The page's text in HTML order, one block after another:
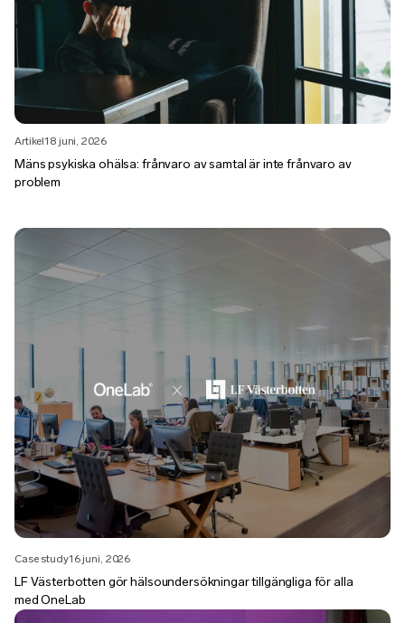
Artikel18 juni, 2026
Mäns psykiska ohälsa: frånvaro av samtal är inte frånvaro av
problem
Case study16 juni, 2026
LF Västerbotten gör hälsoundersökningar tillgängliga för alla
med OneLab